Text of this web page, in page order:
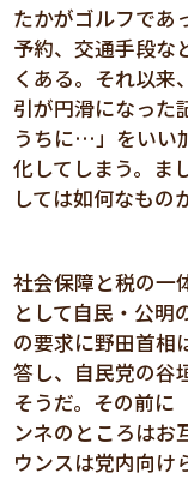
たかがゴルフであ
予約、交通手段な
くある。それ以来
引が円滑になった
うちに…」をいい
化してしまう。ま
しては如何なもの
社会保障と税の一
として自民・公明
の要求に野田首相
答し、自民党の谷
そうだ。その前
ンネのところはお
ウンスは党内向け